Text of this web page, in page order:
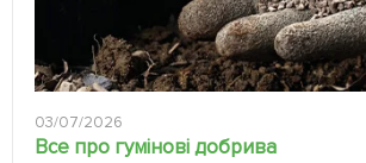
03/07/2026
Все про гумінові добрива